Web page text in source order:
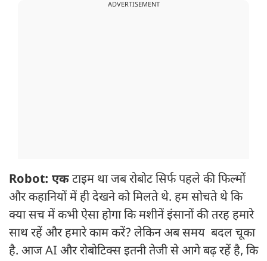
ADVERTISEMENT
Robot: एकटाइम था जब रोबोट सिर्फ पहले की फिल्मों
और कहानियों में ही देखने को मिलते थे. हम सोचते थे कि
क्या सच में कभी ऐसा होगा कि मशीनें इंसानों की तरह हमारे
साथ रहें और हमारे काम करें? लेकिन अब समय बदल चूका
है. आज AI और रोबोटिक्स इतनी तेजी से आगे बढ़ रहें है, कि